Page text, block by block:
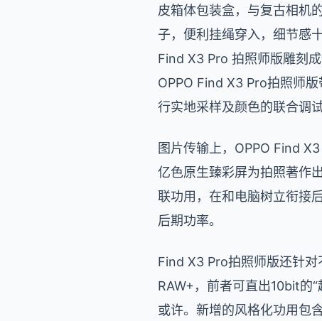
皮箱体包装盒，与复古相机
子，便利挂绳穿入，细节感
Find X3 Pro 拍照师版雕刻
OPPO Find X3 Pro拍照师
行实地采样及颜色的联合调
图片传输上，OPPO Find
亿色原生臻彩屏为拍照著作
联功用，在和电脑树立衔接
后期功率。
Find X3 Pro拍照师版还针对
RAW+，前者可直出10bit的
或许。新增的风格化功用包